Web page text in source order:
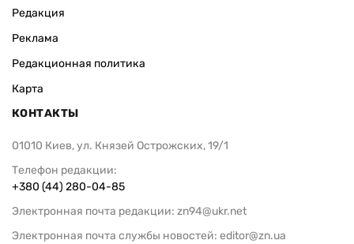
Редакция
Реклама
Редакционная политика
Карта
КОНТАКТЫ
01010 Киев, ул. Князей Острожских, 19/1
Телефон редакции:
+380 (44) 280-04-85
Электронная почта редакции: zn94@ukr.net
Электронная почта службы новостей: editor@zn.ua